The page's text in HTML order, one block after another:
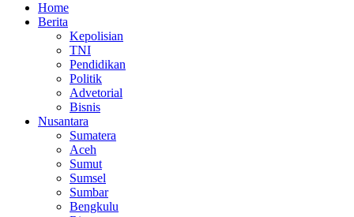
Home
Berita
Kepolisian
TNI
Pendidikan
Politik
Advetorial
Bisnis
Nusantara
Sumatera
Aceh
Sumut
Sumsel
Sumbar
Bengkulu